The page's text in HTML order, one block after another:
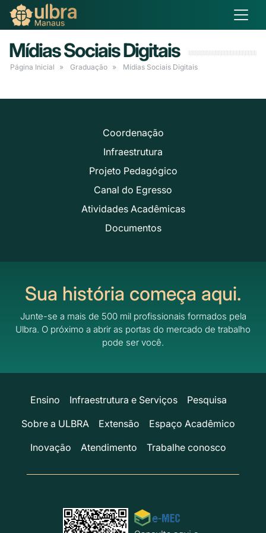
Mídias Sociais Digitais
Página Inicial Graduação Mídias Sociais Digitais
Coordenação
Infraestrutura
Projeto Pedagógico
Canal do Egresso
Atividades Acadêmicas
Documentos
Sua história começa aqui.
Junte-se a mais de 500 mil profissionais formados pela
Ulbra. O próximo a abrir as portas do mercado de trabalho
pode ser você.
Ensino Infraestrutura e Serviços
Pesquisa
Sobre a ULBRA
Extensão
Espaço Acadêmico
Inovação
Atendimento Trabalhe conosco